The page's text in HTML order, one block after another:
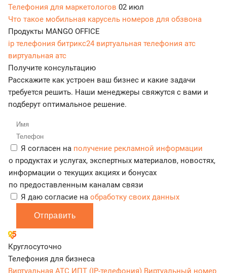
Телефония для маркетологов 02 июл
Что такое мобильная карусель номеров для обзвона
Продукты MANGO OFFICE
ip телефония битрикс24 виртуальная телефония атс
виртуальная атс
Получите консультацию
Расскажите как устроен ваш бизнес и какие задачи
требуется решить. Наши менеджеры свяжутся с вами и
подберут оптимальное решение.
Я согласен на получение рекламной информации
о продуктах и услугах, экспертных материалов, новостях,
информации о текущих акциях и бонусах
по предоставленным каналам связи
Я даю согласие на обработку своих данных
Отправить
Круглосуточно
Телефония для бизнеса
Виртуальная АТС ИПТ (IP-телефония) Виртуальный номер